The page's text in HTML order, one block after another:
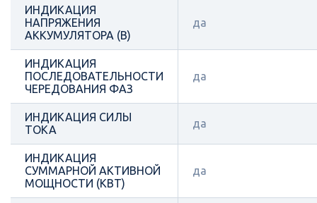
ИНДИКАЦИЯ
НАПРЯЖЕНИЯ
АККУМУЛЯТОРА (В)
да
ИНДИКАЦИЯ
ПОСЛЕДОВАТЕЛЬНОСТИ
ЧЕРЕДОВАНИЯ ФАЗ
да
ИНДИКАЦИЯ СИЛЫ
ТОКА
да
ИНДИКАЦИЯ
СУММАРНОЙ АКТИВНОЙ
МОЩНОСТИ (КВТ)
да